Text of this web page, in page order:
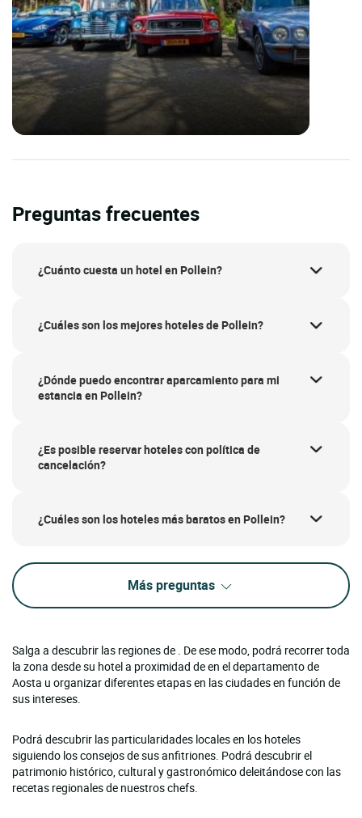
Preguntas frecuentes
¿Cuánto cuesta un hotel en Pollein?
¿Cuáles son los mejores hoteles de Pollein?
¿Dónde puedo encontrar aparcamiento para mi
estancia en Pollein?
¿Es posible reservar hoteles con política de
cancelación?
¿Cuáles son los hoteles más baratos en Pollein?
Más preguntas
Salga a descubrir las regiones de . De ese modo, podrá recorrer toda
la zona desde su hotel a proximidad de en el departamento de
Aosta u organizar diferentes etapas en las ciudades en función de
sus intereses.
Podrá descubrir las particularidades locales en los hoteles
siguiendo los consejos de sus anfitriones. Podrá descubrir el
patrimonio histórico, cultural y gastronómico deleitándose con las
recetas regionales de nuestros chefs.